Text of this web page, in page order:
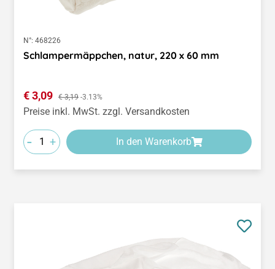
N°: 468226
Schlampermäppchen, natur, 220 x 60 mm
Verkaufspreis:
€ 3,09 Regulärer Preis:
€ 3,19 -3.13%
Preise inkl. MwSt. zzgl. Versandkosten
- + In den Warenkorb